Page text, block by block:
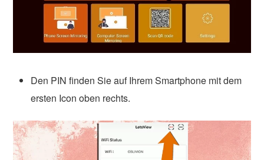
Den PIN finden Sie auf Ihrem Smartphone mit dem
ersten Icon oben rechts.